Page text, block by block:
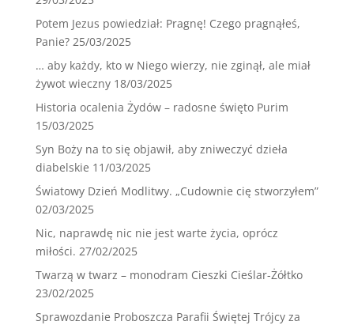
Potem Jezus powiedział: Pragnę! Czego pragnąłeś,
Panie? 25/03/2025
… aby każdy, kto w Niego wierzy, nie zginął, ale miał
żywot wieczny 18/03/2025
Historia ocalenia Żydów – radosne święto Purim
15/03/2025
Syn Boży na to się objawił, aby zniweczyć dzieła
diabelskie 11/03/2025
Światowy Dzień Modlitwy. „Cudownie cię stworzyłem”
02/03/2025
Nic, naprawdę nic nie jest warte życia, oprócz
miłości. 27/02/2025
Twarzą w twarz – monodram Cieszki Cieślar-Żółtko
23/02/2025
Sprawozdanie Proboszcza Parafii Świętej Trójcy za